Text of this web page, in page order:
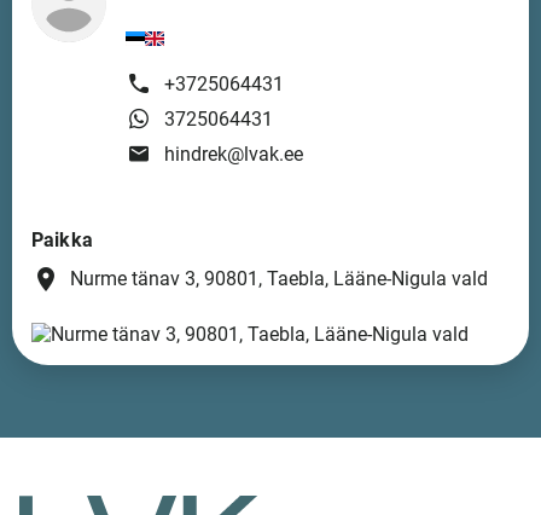
+3725064431
3725064431
hindrek@lvak.ee
Paikka
place Nurme tänav 3, 90801, Taebla, Lääne-Nigula vald